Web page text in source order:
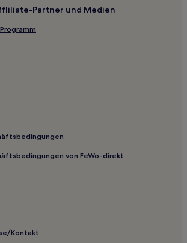
Bezirk
Partner und Medien
von FeWo-direkt
Kontakt